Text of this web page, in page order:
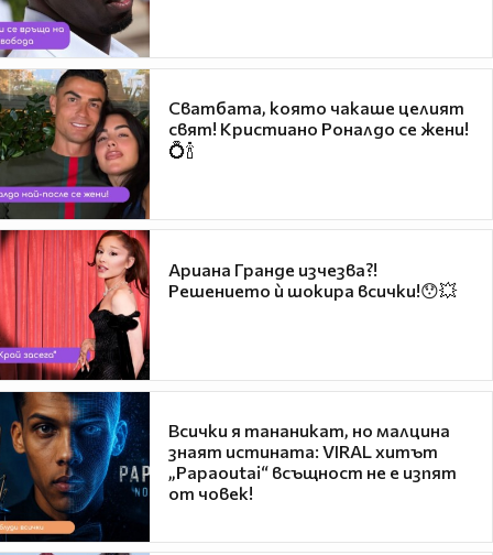
Сватбата, която чакаше целият
свят! Кристиано Роналдо се жени!
💍🍾
Ариана Гранде изчезва?!
Решението ѝ шокира всички!😯💥
Всички я тананикат, но малцина
знаят истината: VIRAL хитът
„Papaoutai“ всъщност не е изпят
от човек!